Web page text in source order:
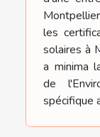
les
solaires à
a minima
de
spécifique